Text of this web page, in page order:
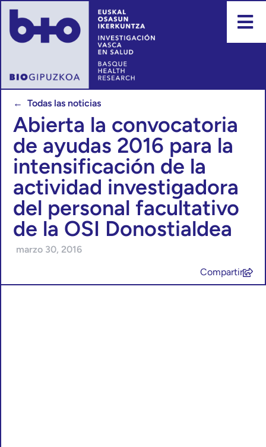
← Todas las noticias
Abierta la convocatoria
de ayudas 2016 para la
intensificación de la
actividad investigadora
del personal facultativo
de la OSI Donostialdea
marzo 30, 2016
Compartir